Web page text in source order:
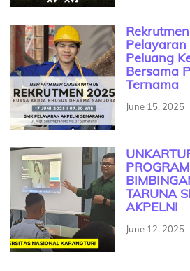
Pelayaran
Peluang
Bersama
Ternama
June 15, 2025
TARUNA
AKPELNI
June 12, 2025